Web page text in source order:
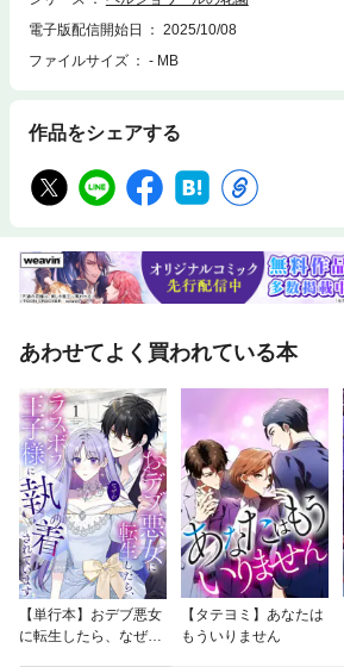
電子版配信開始日
2025/10/08
ファイルサイズ
- MB
作品をシェアする
あわせてよく買われている本
【単行本】おデブ悪女
に転生したら、なぜか
【タテヨミ】あなたは
もういりません